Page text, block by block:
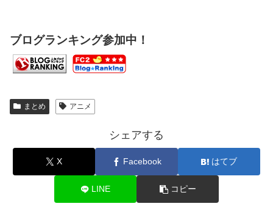
ブログランキング参加中！
まとめ アニメ
シェアする
X Facebook はてブ
LINE コピー